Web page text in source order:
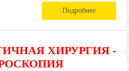
Подробнее
ХИРУРГИЯ -